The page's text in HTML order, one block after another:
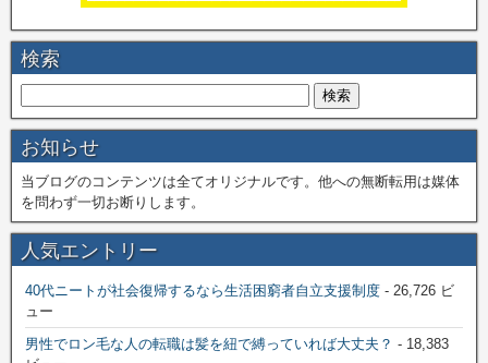
検索
お知らせ
当ブログのコンテンツは全てオリジナルです。他への無断転用は媒体
を問わず一切お断りします。
人気エントリー
40代ニートが社会復帰するなら生活困窮者自立支援制度 - 26,726 ビ
ュー
男性でロン毛な人の転職は髪を紐で縛っていれば大丈夫？ - 18,383